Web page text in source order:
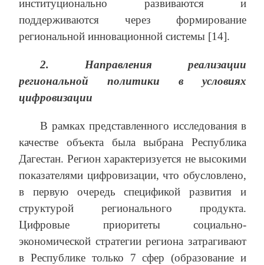
институционально развиваются и
поддерживаются через формирование
региональной инновационной системы [14].
2. Направления реализации
региональной политики в условиях
цифровизации
В рамках представленного исследования в
качестве объекта была выбрана Республика
Дагестан. Регион характеризуется не высокими
показателями цифровизации, что обусловлено,
в первую очередь спецификой развития и
структурой регионального продукта.
Цифровые приоритеты социально-
экономической стратегии региона затрагивают
в Республике только 7 сфер (образование и